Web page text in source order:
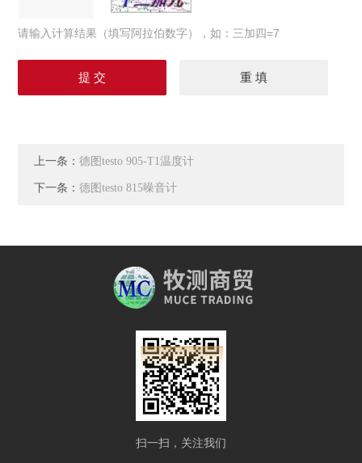
请输入计算结果（填写阿拉伯数字），如：三加四=7
上一条：德图testo 905-T1温度计
下一条：德图testo 815噪音计
扫一扫，关注我们